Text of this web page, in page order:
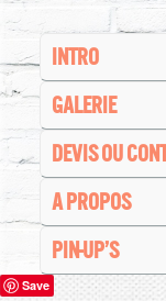
INTRO
GALERIE
DEVIS OU
A PROPOS
PIN-UP’S
Save